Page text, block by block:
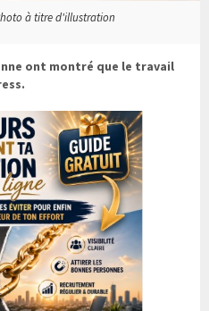
à titre d'illustration
ont montré que le travail